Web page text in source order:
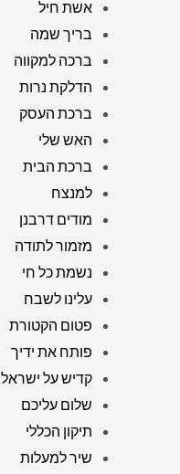
אשת חיל
בריך שמה
ברכה למקווה
הדלקת נרות
ברכת העסק
האש שלי
ברכת הבית
למנצח
מודים דרבנן
מזמור לתודה
נשמת כל חי
עלינו לשבח
פטום הקטורת
פותח את ידיך
קדיש על ישראל
שלום עליכם
תיקון הכללי
שיר למעלות